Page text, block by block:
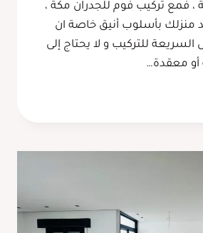
، فمع تركيب فوم للجدران مكة ،
منزلك بأسلوب أنيق خاصة ان
السريعة للتركيب و لا يحتاج إلى
أو معقدة…